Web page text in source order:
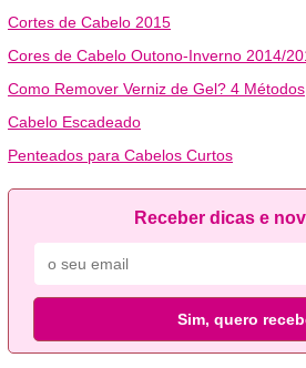
Cortes de Cabelo 2015
Cores de Cabelo Outono-Inverno 2014/
Como Remover Verniz de Gel? 4 Métodos
Cabelo Escadeado
Penteados para Cabelos Curtos
Receber dicas e
Sim, quero